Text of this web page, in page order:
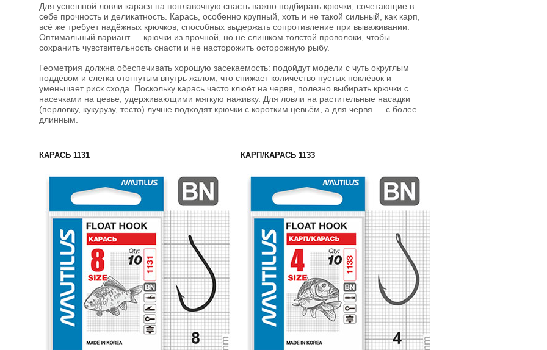
Для успешной ловли карася на поплавочную снасть важно подбирать крючки, сочетающие в
себе прочность и деликатность. Карась, особенно крупный, хоть и не такой сильный, как карп,
всё же требует надёжных крючков, способных выдержать сопротивление при вываживании.
Оптимальный вариант — крючки из прочной, но не слишком толстой проволоки, чтобы
сохранить чувствительность снасти и не насторожить осторожную рыбу.
Геометрия должна обеспечивать хорошую засекаемость: подойдут модели с чуть округлым
поддёвом и слегка отогнутым внутрь жалом, что снижает количество пустых поклёвок и
уменьшает риск схода. Поскольку карась часто клюёт на червя, полезно выбирать крючки с
насечками на цевье, удерживающими мягкую наживку. Для ловли на растительные насадки
(перловку, кукурузу, тесто) лучше подходят крючки с коротким цевьём, а для червя — с более
длинным.
КАРАСЬ 1131 КАРП/КАРАСЬ 1133